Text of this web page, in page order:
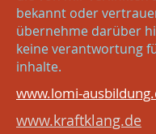
bekannt oder
übernehme darüber
keine verantwortung
inhalte.
www.lomi-
www.kraftklang.de